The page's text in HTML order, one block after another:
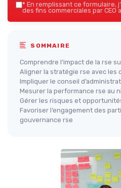
* En remplissant ce formulaire,
des fins commerciales par CEO
SOMMAIRE
Comprendre l’impact de la rse
Aligner la stratégie rse avec les
Impliquer le conseil
Mesurer la performance rse au
Gérer les risques et
Favoriser l’engagement des
gouvernance rse